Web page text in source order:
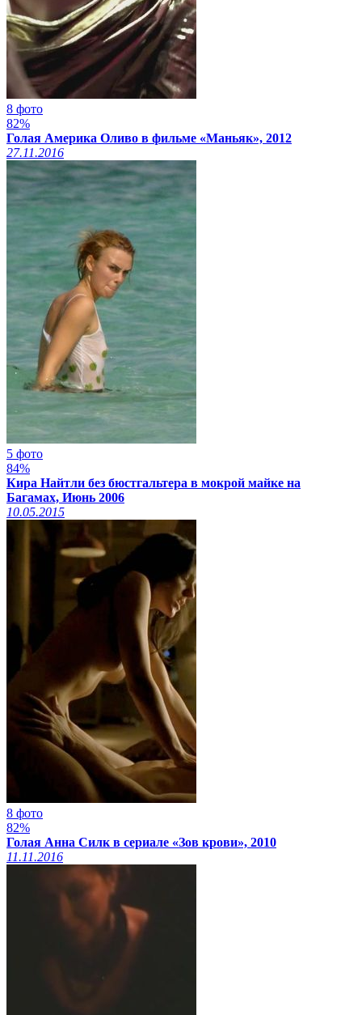
8 фото
82%
Голая Америка Оливо в фильме «Маньяк», 2012
27.11.2016
5 фото
84%
Кира Найтли без бюстгальтера в мокрой майке на
Багамах, Июнь 2006
10.05.2015
8 фото
82%
Голая Анна Силк в сериале «Зов крови», 2010
11.11.2016